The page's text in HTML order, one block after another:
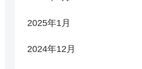
2025年1月
2024年12月